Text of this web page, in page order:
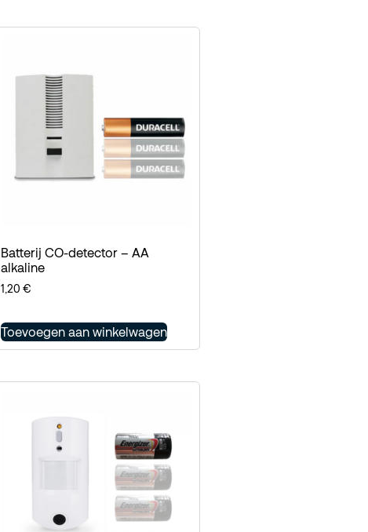
Batterij CO-detector – AA
alkaline
1,20 €
Toevoegen aan winkelwagen